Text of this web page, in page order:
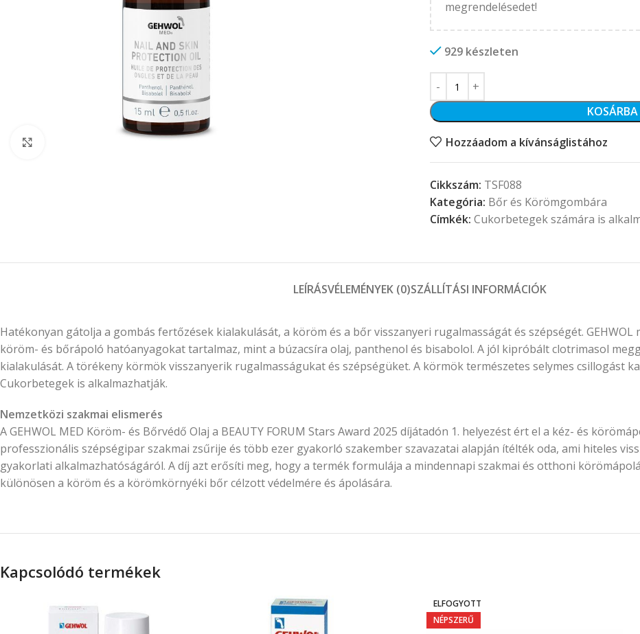
megrendelésedet!
929 készleten
Hozzáadom a kívánságlistához
Cikkszám: TSF088
Kategória: Bőr és Körömgombára
Címkék: Cukorbetegek számára is
LEÍRÁSVÉLEMÉNYEK (0)SZÁLLÍTÁSI INFORMÁCIÓK
Hatékonyan gátolja a gombás fertőzések kialakulását, a köröm és a bőr visszanyeri rugalmasságát és szépségét.
köröm- és bőrápoló hatóanyagokat tartalmaz, mint a búzacsíra olaj, panthenol és bisabolol. A jól kipróbált clotrimasol
kialakulását. A törékeny körmök visszanyerik rugalmasságukat és szépségüket. A körmök természetes selymes csillogást
Cukorbetegek is alkalmazhatják.
Nemzetközi szakmai elismerés
A GEHWOL MED Köröm- és Bőrvédő Olaj a BEAUTY FORUM Stars Award 2025 díjátadón 1. helyezést ért el a kéz- és
professzionális szépségipar szakmai zsűrije és több ezer gyakorló szakember szavazatai alapján ítélték oda, ami hiteles
gyakorlati alkalmazhatóságáról. A díj azt erősíti meg, hogy a termék formulája a mindennapi szakmai és otthoni
különösen a köröm és a körömkörnyéki bőr célzott védelmére és ápolására.
Kapcsolódó termékek
ELFOGYOTT
NÉPSZERŰ